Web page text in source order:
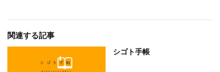
関連する記事
シゴト手帳